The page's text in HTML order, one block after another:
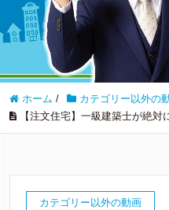
ホーム / カテゴリー以外の
【注文住宅】一級建築士が絶
カテゴリー以外の動画